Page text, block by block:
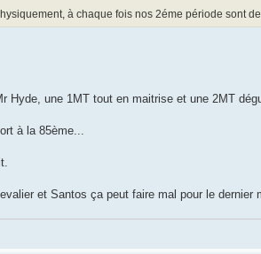
à chaque fois nos 2éme période sont
Hyde, une 1MT tout en maitrise et une 2MT
à la 85ème...
et Santos ça peut faire mal pour le dernier